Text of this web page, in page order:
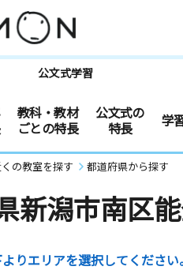
公文式学習
教科・教材
ごとの特長
公文式の
特長
学
の教室を探す 都道府県から探す
新潟市南区
りエリアを選択してください